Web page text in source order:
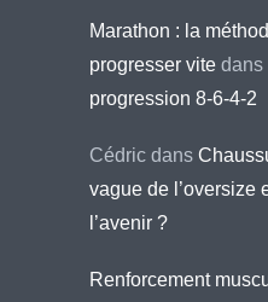
Marathon : la
progresser vite dans
progression 8-6-4-2
Cédric dans
vague de l’oversize
l’avenir ?
Renforcement